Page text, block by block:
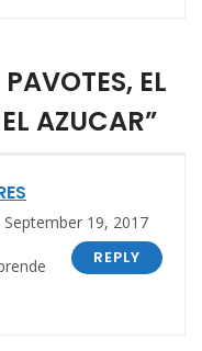
EL
AZUCAR”
19, 2017
REPLY